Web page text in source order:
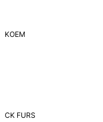
ΚΟΕΜ
CK FURS